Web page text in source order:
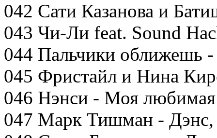
042 Сати Казанова и
043 Чи-Ли feat. Sound
044 Пальчики оближешь
045 Фристайл и Нина
046 Нэнси - Моя
047 Марк Тишман -